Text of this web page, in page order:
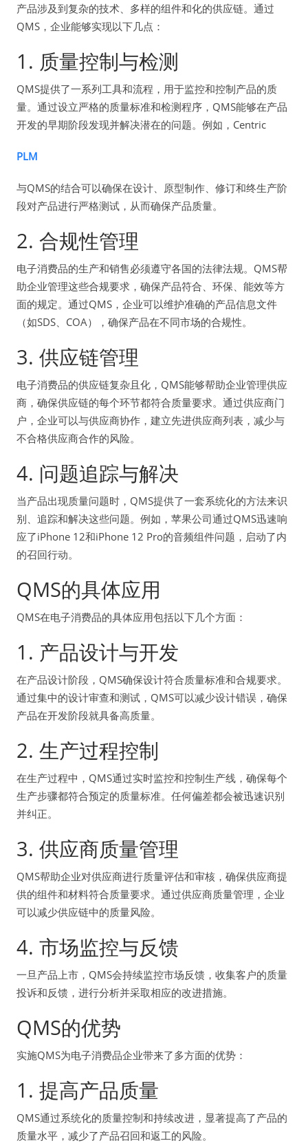
产品涉及到复杂的技术、多样的组件和化的供应链。通过
QMS，企业能够实现以下几点：
1. 质量控制与检测
QMS提供了一系列工具和流程，用于监控和控制产品的质
量。通过设立严格的质量标准和检测程序，QMS能够在产品
开发的早期阶段发现并解决潜在的问题。例如，Centric
PLM
与QMS的结合可以确保在设计、原型制作、修订和终生产阶
段对产品进行严格测试，从而确保产品质量。
2. 合规性管理
电子消费品的生产和销售必须遵守各国的法律法规。QMS帮
助企业管理这些合规要求，确保产品符合、环保、能效等方
面的规定。通过QMS，企业可以维护准确的产品信息文件
（如SDS、COA），确保产品在不同市场的合规性。
3. 供应链管理
电子消费品的供应链复杂且化，QMS能够帮助企业管理供应
商，确保供应链的每个环节都符合质量要求。通过供应商门
户，企业可以与供应商协作，建立先进供应商列表，减少与
不合格供应商合作的风险。
4. 问题追踪与解决
当产品出现质量问题时，QMS提供了一套系统化的方法来识
别、追踪和解决这些问题。例如，苹果公司通过QMS迅速响
应了iPhone 12和iPhone 12 Pro的音频组件问题，启动了内
的召回行动。
QMS的具体应用
QMS在电子消费品的具体应用包括以下几个方面：
1. 产品设计与开发
在产品设计阶段，QMS确保设计符合质量标准和合规要求。
通过集中的设计审查和测试，QMS可以减少设计错误，确保
产品在开发阶段就具备高质量。
2. 生产过程控制
在生产过程中，QMS通过实时监控和控制生产线，确保每个
生产步骤都符合预定的质量标准。任何偏差都会被迅速识别
并纠正。
3. 供应商质量管理
QMS帮助企业对供应商进行质量评估和审核，确保供应商提
供的组件和材料符合质量要求。通过供应商质量管理，企业
可以减少供应链中的质量风险。
4. 市场监控与反馈
一旦产品上市，QMS会持续监控市场反馈，收集客户的质量
投诉和反馈，进行分析并采取相应的改进措施。
QMS的优势
实施QMS为电子消费品企业带来了多方面的优势：
1. 提高产品质量
QMS通过系统化的质量控制和持续改进，显著提高了产品的
质量水平，减少了产品召回和返工的风险。